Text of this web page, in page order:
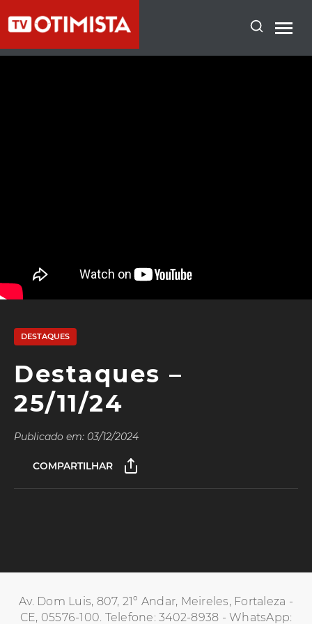
DESTAQUES
Destaques –
25/11/24
Publicado em: 03/12/2024
COMPARTILHAR
Av. Dom Luis, 807, 21º Andar, Meireles, Fortaleza -
CE, 05576-100. Telefone: 3402-8938 - WhatsApp: